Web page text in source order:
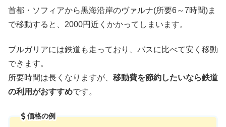
首都・ソフィアから黒海沿岸のヴァルナ(所要6～7時間)ま
で移動すると、2000円近くかかってしまいます。
ブルガリアには鉄道も走っており、バスに比べて安く移動
できます。
所要時間は長くなりますが、 移動費を節約したいなら鉄道
の利用がおすすめです。
価格の例